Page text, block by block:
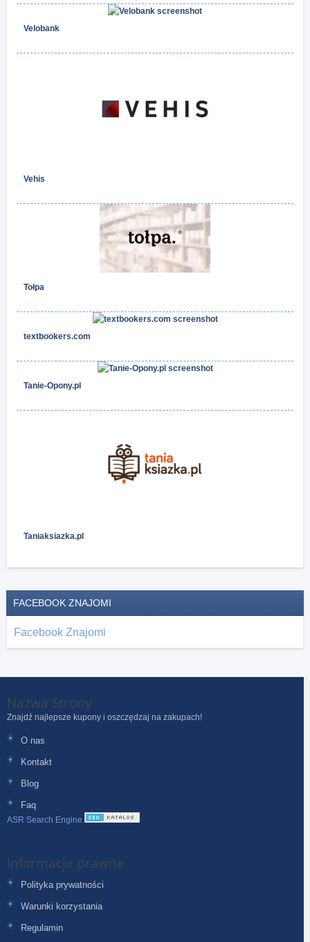
Velobank
Vehis
Tołpa
textbookers.com
Tanie-Opony.pl
Taniaksiazka.pl
FACEBOOK ZNAJOMI
Facebook Znajomi
Nazwa Strony
Znajdź najlepsze kupony i oszczędzaj na zakupach!
O nas
Kontakt
Blog
Faq
ASR Search Engine
Informacje prawne
Polityka prywatności
Warunki korzystania
Regulamin